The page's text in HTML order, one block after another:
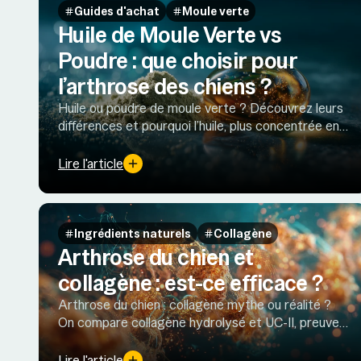
Guides d'achat Moule verte
Huile de Moule Verte vs
Poudre : que choisir pour
l’arthrose des chiens ?
Huile ou poudre de moule verte ? Découvrez leurs
différences et pourquoi l’huile, plus concentrée en
Oméga-3, est la forme la plus efficace pour
soutenir la mobilité du chien.
Lire l'article
Ingrédients naturels Collagène
Arthrose du chien et
collagène : est-ce efficace ?
Arthrose du chien : collagène mythe ou réalité ?
On compare collagène hydrolysé et UC-II, preuves,
limites et dosages, puis les alternatives validées